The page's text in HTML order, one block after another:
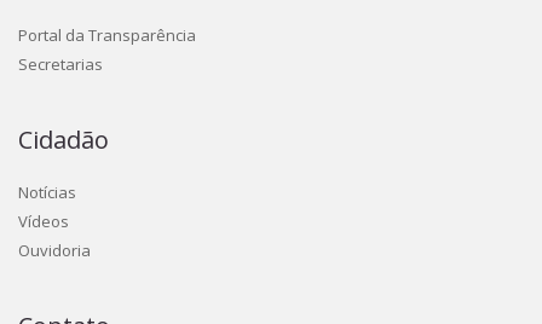
Portal da Transparência
Secretarias
Cidadão
Notícias
Vídeos
Ouvidoria